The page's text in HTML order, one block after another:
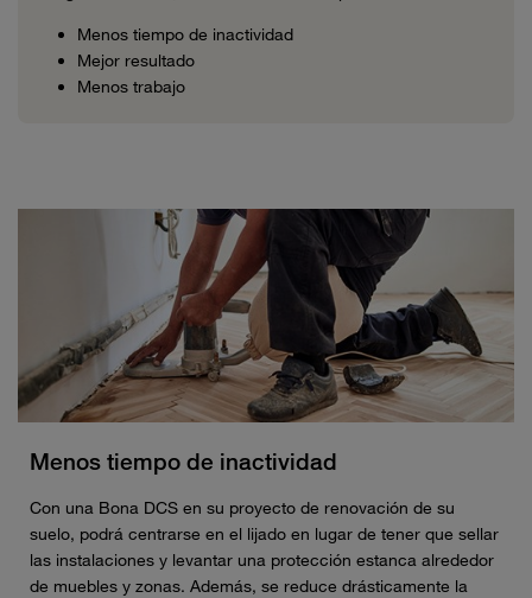
Menos tiempo de inactividad
Mejor resultado
Menos trabajo
Menos tiempo de inactividad
Con una Bona DCS en su proyecto de renovación de su
suelo, podrá centrarse en el lijado en lugar de tener que sellar
las instalaciones y levantar una protección estanca alrededor
de muebles y zonas. Además, se reduce drásticamente la